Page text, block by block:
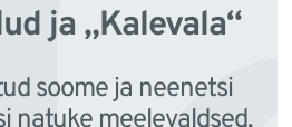
ja „Kalevala“
soome ja neenetsi